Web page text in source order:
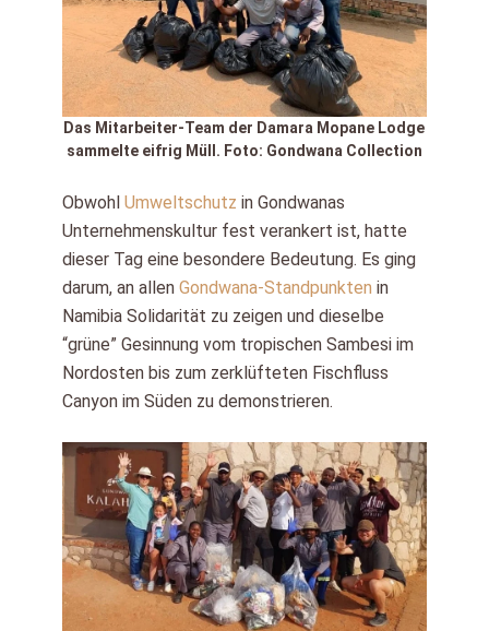
Das Mitarbeiter-Team der Damara Mopane Lodge
sammelte eifrig Müll. Foto: Gondwana Collection
Obwohl Umweltschutz in Gondwanas
Unternehmenskultur fest verankert ist, hatte
dieser Tag eine besondere Bedeutung. Es ging
darum, an allen Gondwana-Standpunkten in
Namibia Solidarität zu zeigen und dieselbe
“grüne” Gesinnung vom tropischen Sambesi im
Nordosten bis zum zerklüfteten Fischfluss
Canyon im Süden zu demonstrieren.